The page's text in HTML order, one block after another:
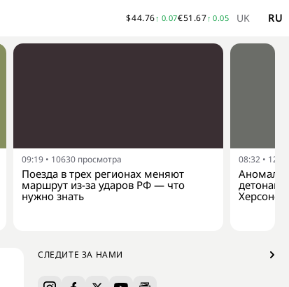
$44.76↑ 0.07€51.67↑ 0.05 UK RU
09:19 • 10630 просмотра
Поезда в трех регионах меняют
маршрут из-за ударов РФ — что
нужно знать
08:32 •
СЛЕДИТЕ ЗА НАМИ